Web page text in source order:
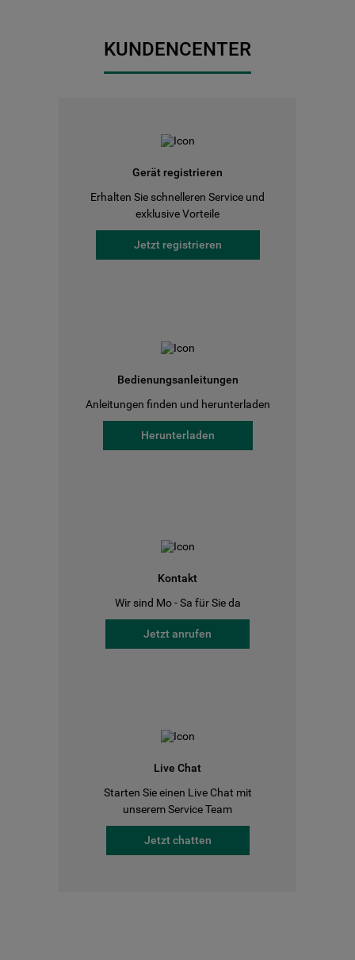
KUNDENCENTER
Gerät registrieren
Erhalten Sie schnelleren Service und
exklusive Vorteile
Jetzt registrieren
Bedienungsanleitungen
Anleitungen finden und herunterladen
Herunterladen
Kontakt
Wir sind Mo - Sa für Sie da
Jetzt anrufen
Live Chat
Starten Sie einen Live Chat mit
unserem Service Team
Jetzt chatten